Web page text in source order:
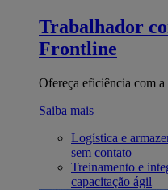
Trabalhador
Frontline
Ofereça eficiência com
Saiba mais
Logística e
sem contato
Treinamento e
capacitação ágil